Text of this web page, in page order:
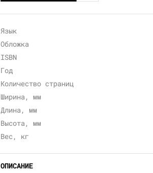
Язык
Обложка
ISBN
Год
Количество страниц
Ширина, мм
Длина, мм
Высота, мм
Вес, кг
ОПИСАНИЕ